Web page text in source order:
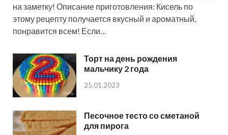
на заметку! Описание приготовления: Кисель по
этому рецепту получается вкусный и ароматный,
понравится всем! Если…
Торт на день рождения
мальчику 2 года
25.01.2023
Песочное тесто со сметаной
для пирога